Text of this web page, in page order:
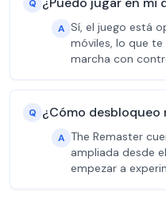
Q
A Sí, el juego está
móviles, lo que
marcha con
Q ¿Cómo desbloqueo
A The Remaster
ampliada desde
empezar a